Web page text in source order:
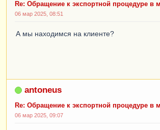
Re: Обращение к экспортной процедуре в
06 мар 2025, 08:51
А мы находимся на клиенте?
antoneus
Re: Обращение к экспортной процедуре в
06 мар 2025, 09:07